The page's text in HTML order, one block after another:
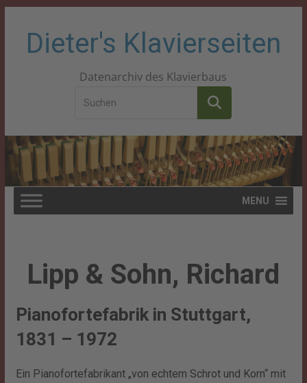
Dieter's Klavierseiten
Datenarchiv des Klavierbaus
MENU
Lipp & Sohn, Richard
Pianofortefabrik in Stuttgart,
1831 – 1972
Ein Pianofortefabrikant „von echtem Schrot und Korn“ mit